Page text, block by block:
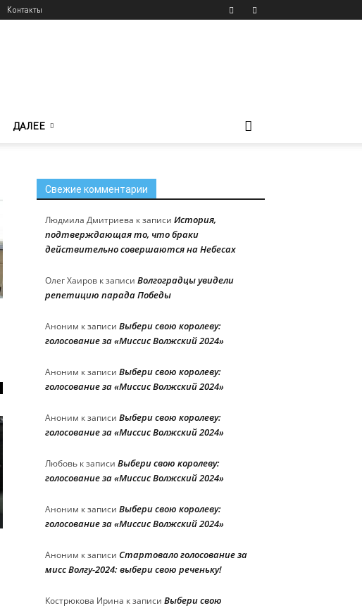
Контакты
ДАЛЕЕ
Свежие комментарии
Людмила Дмитриева к записи История,
подтверждающая то, что браки
действительно совершаются на Небесах
Олег Хаиров к записи Волгоградцы увидели
репетицию парада Победы
Аноним к записи Выбери свою королеву:
голосование за «Миссис Волжский 2024»
Аноним к записи Выбери свою королеву:
голосование за «Миссис Волжский 2024»
Аноним к записи Выбери свою королеву:
голосование за «Миссис Волжский 2024»
Любовь к записи Выбери свою королеву:
голосование за «Миссис Волжский 2024»
Аноним к записи Выбери свою королеву:
голосование за «Миссис Волжский 2024»
Аноним к записи Стартовало голосование за
мисс Волгу-2024: выбери свою реченьку!
Кострюкова Ирина к записи Выбери свою